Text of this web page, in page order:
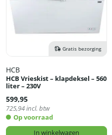
Gratis bezorging
HCB
HCB Vrieskist – klapdeksel – 560
liter – 230V
599,95
725,94incl. btw
Op voorraad
In winkelwagen